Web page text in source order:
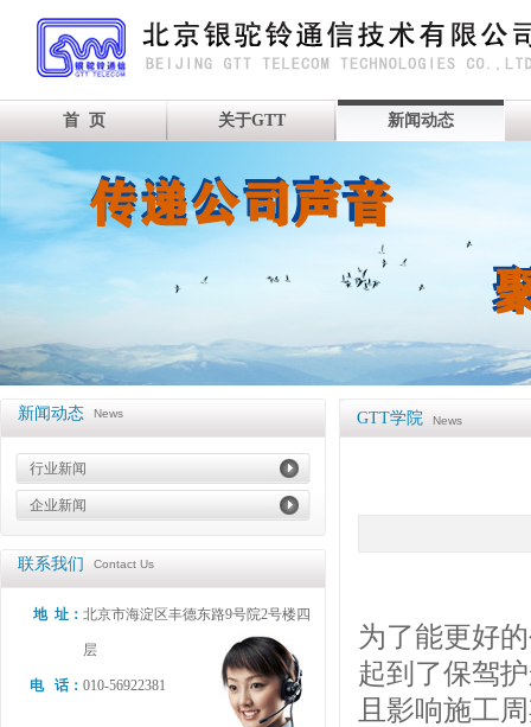
首 页 关于GTT 新闻动态
新闻动态 News
行业新闻
企业新闻
联系我们 Contact Us
地 址： 北京市海淀区丰德东路9号院2号楼四
层
电 话： 010-56922381
GTT学院 News
为了能更好
起到了保驾
且影响施工